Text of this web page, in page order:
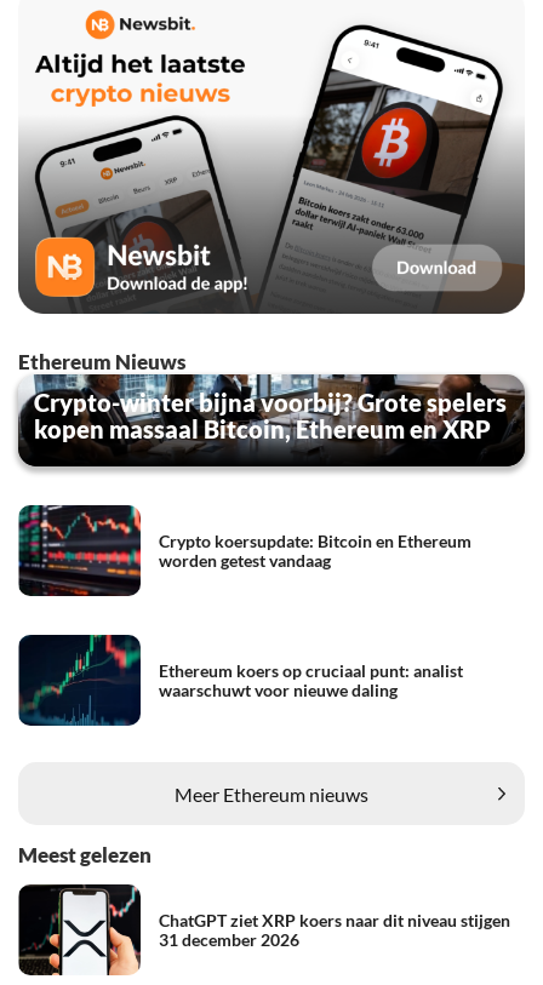
Ethereum Nieuws
Crypto-winter bijna voorbij? Grote spelers
kopen massaal Bitcoin, Ethereum en XRP
Crypto koersupdate: Bitcoin en Ethereum
worden getest vandaag
Ethereum koers op cruciaal punt: analist
waarschuwt voor nieuwe daling
Meer Ethereum nieuws
Meest gelezen
ChatGPT ziet XRP koers naar dit niveau stijgen
31 december 2026